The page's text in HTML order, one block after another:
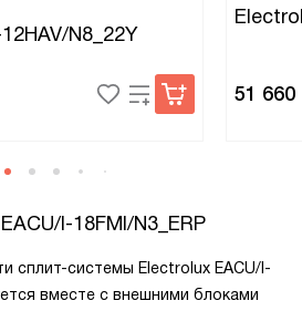
N8_22Y
51 660
EACU/I-18FMI/N3_ERP
сплит-системы Electrolux EACU/I-
вместе с внешними блоками